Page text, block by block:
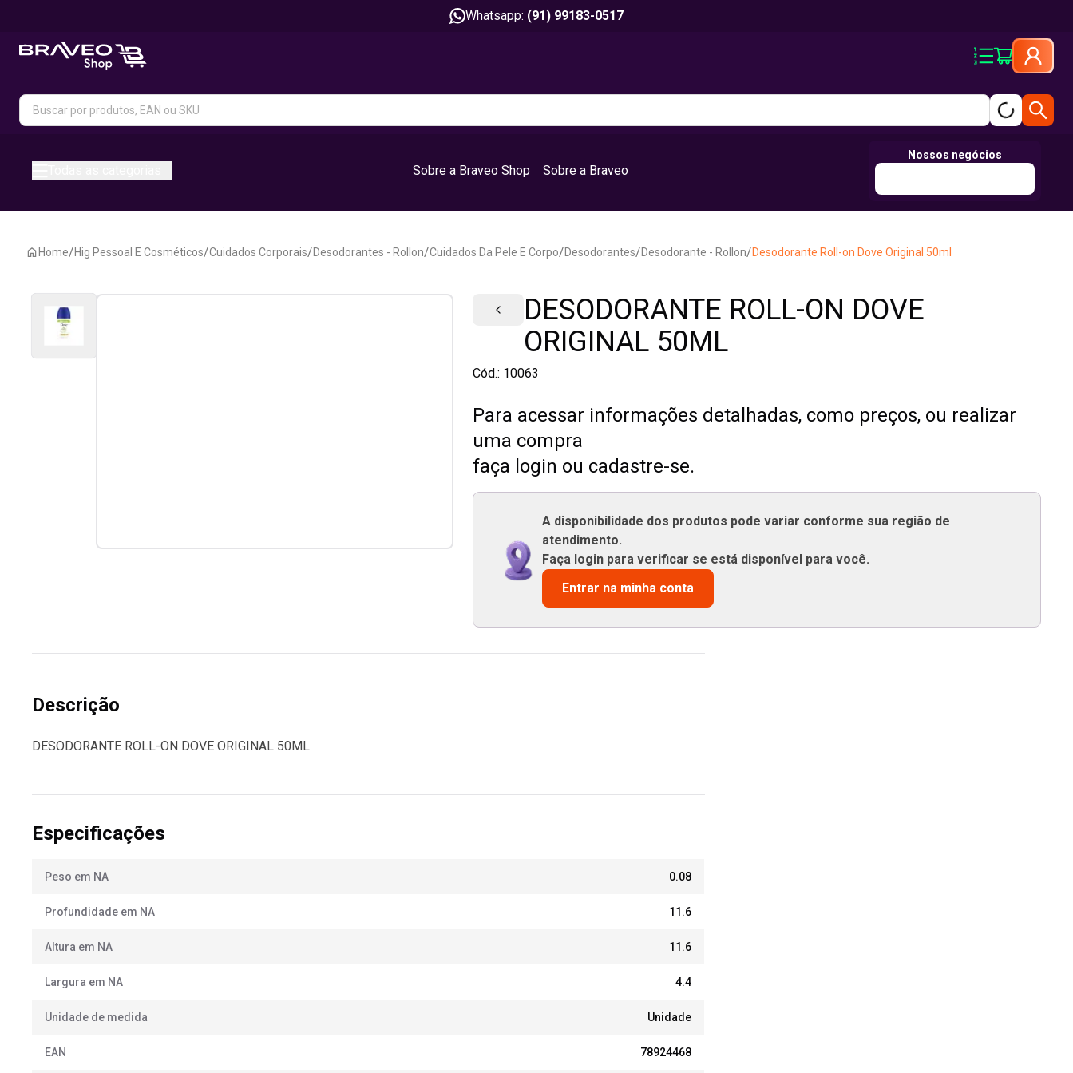
Whatsapp: (91) 99183-0517
Sobre a Braveo Shop Sobre a Braveo
Nossos negócios
Home/Hig Pessoal E Cosméticos/Cuidados Corporais/Desodorantes - Rollon/Cuidados Da Pele E Corpo/Desodorantes/Desodorante - Rollon/Desodorante Roll-on Dove Original 50ml
DESODORANTE ROLL-ON DOVE
ORIGINAL 50ML
Cód.: 10063
Para acessar informações detalhadas, como preços, ou realizar
uma compra
faça login ou cadastre-se.
A disponibilidade dos produtos pode variar conforme sua região de
atendimento.
Faça login para verificar se está disponível para você.
Entrar na minha conta
Descrição
DESODORANTE ROLL-ON DOVE ORIGINAL 50ML
Especificações
Peso em NA 0.08
Profundidade em NA 11.6
Altura em NA 11.6
Largura em NA 4.4
Unidade de medida Unidade
EAN 78924468